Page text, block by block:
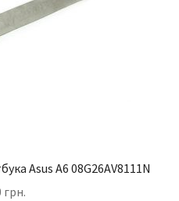
Asus A6 08G26AV8111N
грн.